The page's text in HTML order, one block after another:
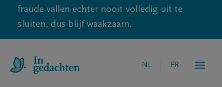
fraude vallen echter nooit volledig uit te
sluiten, dus blijf waakzaam.
NL FR